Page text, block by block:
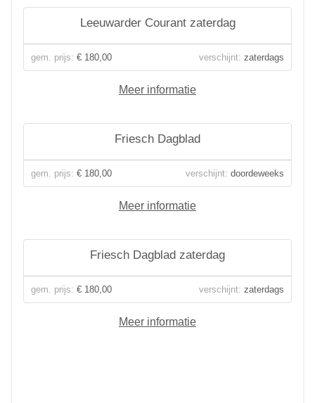
Leeuwarder Courant zaterdag
gem. prijs: € 180,00 verschijnt: zaterdags
Meer informatie
Friesch Dagblad
gem. prijs: € 180,00 verschijnt: doordeweeks
Meer informatie
Friesch Dagblad zaterdag
gem. prijs: € 180,00 verschijnt: zaterdags
Meer informatie